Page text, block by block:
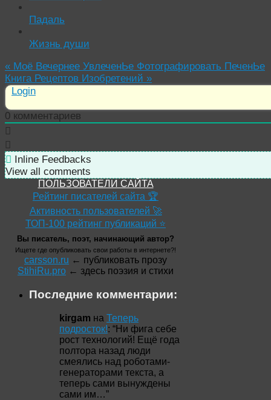
Падаль
Жизнь души
« Моё Вечернее УвлеченЬе Фотографировать ПеченЬе
Книга Рецептов Изобретений »
Login
0 комментариев
Inline Feedbacks
View all comments
ПОЛЬЗОВАТЕЛИ САЙТА
Рейтинг писателей сайта 🏆
Активность пользователей 🚀
ТОП-100 рейтинг публикаций ⭐
Вы писатель, поэт, начинающий автор?
Ищете где опубликовать свои работы в интернете?!
carsson.ru ← публиковать прозу
StihiRu.pro ← здесь поэзия и стихи
Последние комментарии:
kirgam на Теперь
подросток!: “Ни фига себе
рост технологий! Ещё года
полтора назад люди
смеялись над роботами-
генераторами текста, а
теперь сами вынуждены
сами им…”